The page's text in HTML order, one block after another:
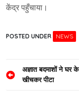
केंद्र पहुँचाया।
POSTED UNDER NEWS
Post
navigation
अज्ञात बदमाशों ने घर के
खीचकर पीटा